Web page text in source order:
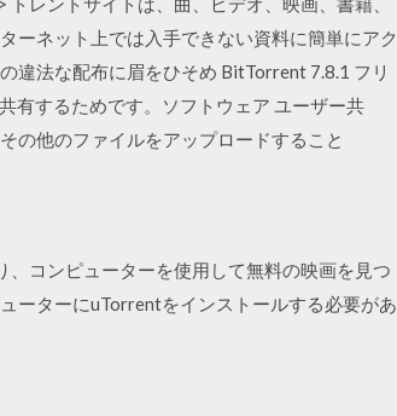
ーネット上では入手できない資料に簡単にアク
違法な配布に眉をひそめ BitTorrent 7.8.1 フリ
有するためです。ソフトウェア ユーザー共
の他のファイルをアップロードすること
コンピューターを使用して無料の映画を見つ
ーターにuTorrentをインストールする必要があ